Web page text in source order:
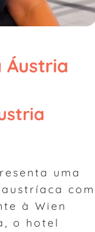
Áustria
uma
com
à Wien
o hotel